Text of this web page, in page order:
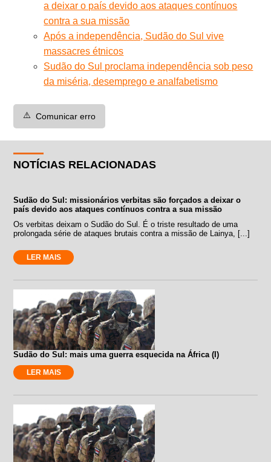
a deixar o país devido aos ataques contínuos
contra a sua missão
Após a independência, Sudão do Sul vive
massacres étnicos
Sudão do Sul proclama independência sob peso
da miséria, desemprego e analfabetismo
⚠️ Comunicar erro
NOTÍCIAS RELACIONADAS
Sudão do Sul: missionários verbitas são forçados a deixar o
país devido aos ataques contínuos contra a sua missão
Os verbitas deixam o Sudão do Sul. É o triste resultado de uma
prolongada série de ataques brutais contra a missão de Lainya, [...]
LER MAIS
Sudão do Sul: mais uma guerra esquecida na África (I)
LER MAIS